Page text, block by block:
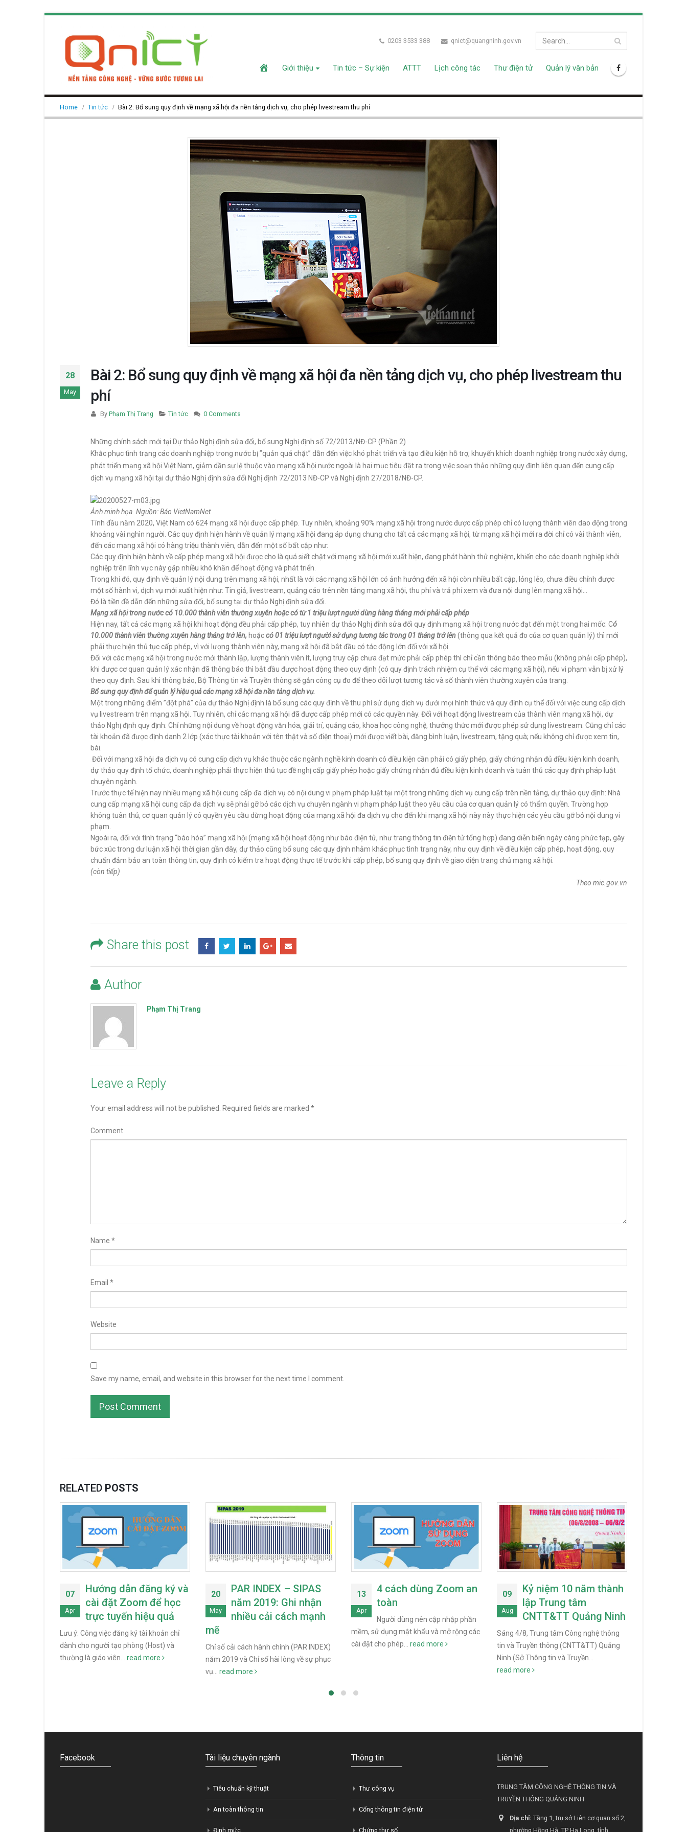
0203 3533 388 qnict@quangninh.gov.vn
Giới thiệu Tin tức – Sự kiện ATTT Lịch công tác Thư điện tử Quản lý văn bản
Home Tin tức Bài 2: Bổ sung quy định về mạng xã hội đa nền tảng dịch vụ, cho phép livestream thu phí
28
May
Bài 2: Bổ sung quy định về mạng xã hội đa nền tảng dịch vụ, cho phép livestream thu
phí
By Phạm Thị Trang Tin tức 0 Comments
Những chính sách mới tại Dự thảo Nghị định sửa đổi, bổ sung Nghị định số 72/2013/NĐ-CP (Phần 2)
Khắc phục tình trạng các doanh nghiệp trong nước bị ”quản quá chặt” dẫn đến việc khó phát triển và tạo điều kiện hỗ trợ, khuyến khích doanh nghiệp trong nước xây dựng,
phát triển mạng xã hội Việt Nam, giảm dần sự lệ thuộc vào mạng xã hội nước ngoài là hai mục tiêu đặt ra trong việc soạn thảo những quy định liên quan đến cung cấp
dịch vụ mạng xã hội tại dự thảo Nghị định sửa đổi Nghị định 72/2013 NĐ-CP và Nghị định 27/2018/NĐ-CP.
Ảnh minh họa. Nguồn: Báo VietNamNet
Tính đầu năm 2020, Việt Nam có 624 mạng xã hội được cấp phép. Tuy nhiên, khoảng 90% mạng xã hội trong nước được cấp phép chỉ có lượng thành viên dao động trong
khoảng vài nghìn người. Các quy định hiện hành về quản lý mạng xã hội đang áp dụng chung cho tất cả các mạng xã hội, từ mạng xã hội mới ra đời chỉ có vài thành viên,
đến các mạng xã hội có hàng triệu thành viên, dẫn đến một số bất cập như:
Các quy định hiện hành về cấp phép mạng xã hội được cho là quá siết chặt với mạng xã hội mới xuất hiện, đang phát hành thử nghiệm, khiến cho các doanh nghiệp khởi
nghiệp trên lĩnh vực này gặp nhiều khó khăn để hoạt động và phát triển.
Trong khi đó, quy định về quản lý nội dung trên mạng xã hội, nhất là với các mạng xã hội lớn có ảnh hưởng đến xã hội còn nhiều bất cập, lỏng lẻo, chưa điều chỉnh được
một số hành vi, dịch vụ mới xuất hiện như: Tin giả, livestream, quảng cáo trên nền tảng mạng xã hội, thu phí và trả phí xem và đưa nội dung lên mạng xã hội…
Đó là tiền đề dẫn đến những sửa đổi, bổ sung tại dự thảo Nghị định sửa đổi.
Mạng xã hội trong nước có 10.000 thành viên thường xuyên hoặc có từ 1 triệu lượt người dùng hàng tháng mới phải cấp phép
Hiện nay, tất cả các mạng xã hội khi hoạt động đều phải cấp phép, tuy nhiên dự thảo Nghị đỉnh sửa đổi quy định mạng xã hội trong nước đạt đến một trong hai mốc: Có
10.000 thành viên thường xuyên hàng tháng trở lên, hoặccó 01 triệu lượt người sử dụng tương tác trong 01 thángtrở lên(thông qua kết quả đo của cơ quan quản lý) thì mới
phải thực hiện thủ tục cấp phép, vì với lượng thành viên này, mạng xã hội đã bắt đầu có tác động lớn đối với xã hội.
Đối với các mạng xã hội trong nước mới thành lập, lượng thành viên ít, lượng truy cập chưa đạt mức phải cấp phép thì chỉ cần thông báo theo mẫu (không phải cấp phép),
khi được cơ quan quản lý xác nhận đã thông báo thì bắt đầu được hoạt động theo quy định (có quy định trách nhiệm cụ thể với các mạng xã hội), nếu vi phạm vẫn bị xử lý
theo quy định. Sau khi thông báo, Bộ Thông tin và Truyền thông sẽ gắn công cụ đo để theo dõi lượt tương tác và số thành viên thường xuyên của trang.
Bổ sung quy định để quản lý hiệu quả các mạng xã hội đa nền tảng dịch vụ.
Một trong những điểm ”đột phá” của dự thảo Nghị định là bổ sung các quy định về thu phí sử dụng dịch vụ dưới mọi hình thức và quy định cụ thể đối với việc cung cấp dịch
vụ livestream trên mạng xã hội. Tuy nhiên, chỉ các mạng xã hội đã được cấp phép mới có các quyền này. Đối với hoạt động livestream của thành viên mạng xã hội, dự
thảo Nghị định quy định: Chỉ những nội dung về hoạt động văn hóa, giải trí, quảng cáo, khoa học công nghệ, thưởng thức mới được phép sử dụng livestream. Cũng chỉ các
tài khoản đã được định danh 2 lớp (xác thực tài khoản với tên thật và số điện thoại) mới được viết bài, đăng bình luận, livestream, tặng quà; nếu không chỉ được xem tin,
bài.
Đối với mạng xã hội đa dịch vụ có cung cấp dịch vụ khác thuộc các ngành nghề kinh doanh có điều kiện cần phải có giấy phép, giấy chứng nhận đủ điều kiện kinh doanh,
dự thảo quy định tổ chức, doanh nghiệp phải thực hiện thủ tục đề nghị cấp giấy phép hoặc giấy chứng nhận đủ điều kiện kinh doanh và tuân thủ các quy định pháp luật
chuyên ngành.
Trước thực tế hiện nay nhiều mạng xã hội cung cấp đa dịch vụ có nội dung vi phạm pháp luật tại một trong những dịch vụ cung cấp trên nền tảng, dự thảo quy định: Nhà
cung cấp mạng xã hội cung cấp đa dịch vụ sẽ phải gỡ bỏ các dịch vụ chuyên ngành vi phạm pháp luật theo yêu cầu của cơ quan quản lý có thẩm quyền. Trường hợp
không tuân thủ, cơ quan quản lý có quyền yêu cầu dừng hoạt động của mạng xã hội đa dịch vụ cho đến khi mạng xã hội này này thực hiện các yêu cầu gỡ bỏ nội dung vi
phạm.
Ngoài ra, đối với tình trạng “báo hóa” mạng xã hội (mạng xã hội hoạt động như báo điện tử, như trang thông tin điện tử tổng hợp) đang diễn biến ngày càng phức tạp, gây
bức xúc trong dư luận xã hội thời gian gần đây, dự thảo cũng bổ sung các quy định nhằm khắc phục tình trạng này, như quy định về điều kiện cấp phép, hoạt động, quy
chuẩn đảm bảo an toàn thông tin; quy định có kiểm tra hoạt động thực tế trước khi cấp phép, bổ sung quy định về giao diện trang chủ mạng xã hội.
(còn tiếp)
Theo mic.gov.vn
Share this post
Author
Phạm Thị Trang
Leave a Reply
Your email address will not be published. Required fields are marked *
Comment
Name *
Email *
Website
Save my name, email, and website in this browser for the next time I comment.
RELATED POSTS
07
Apr
Hướng dẫn đăng ký và
cài đặt Zoom để học
trực tuyến hiệu quả
Lưu ý: Công việc đăng ký tài khoản chỉ
dành cho người tạo phòng (Host) và
thường là giáo viên... read more
20
May
PAR INDEX – SIPAS
năm 2019: Ghi nhận
nhiều cải cách mạnh
mẽ
Chỉ số cải cách hành chính (PAR INDEX)
năm 2019 và Chỉ số hài lòng về sự phục
vụ... read more
13
Apr
4 cách dùng Zoom an
toàn
Người dùng nên cập nhập phần
mềm, sử dụng mật khẩu và mở rộng các
cài đặt cho phép... read more
09
Aug
Kỷ niệm 10 năm thành
lập Trung tâm
CNTT&TT Quảng Ninh
Sáng 4/8, Trung tâm Công nghệ thông
tin và Truyền thông (CNTT&TT) Quảng
Ninh (Sở Thông tin và Truyền...
read more
Facebook Tài liệu chuyên ngành
Tiêu chuẩn kỹ thuật
An toàn thông tin
Định mức
Thông tin
Thư công vụ
Cổng thông tin điện tử
Chứng thư số
Liên hệ
TRUNG TÂM CÔNG NGHỆ THÔNG TIN VÀ
TRUYỀN THÔNG QUẢNG NINH
Địa chỉ: Tầng 1, trụ sở Liên cơ quan số 2,
phường Hồng Hà, TP Hạ Long, tỉnh